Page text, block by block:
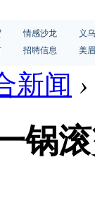
情感沙龙
义
招聘信息 美
新闻 ›
锅